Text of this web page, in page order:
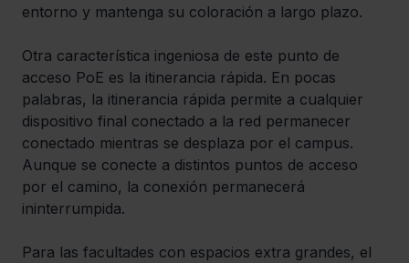
entorno y mantenga su coloración a largo plazo.
Otra característica ingeniosa de este punto de
acceso PoE es la itinerancia rápida. En pocas
palabras, la itinerancia rápida permite a cualquier
dispositivo final conectado a la red permanecer
conectado mientras se desplaza por el campus.
Aunque se conecte a distintos puntos de acceso
por el camino, la conexión permanecerá
ininterrumpida.
Para las facultades con espacios extra grandes, el